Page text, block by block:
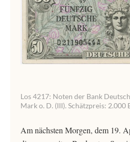
Los 4217: Noten der Bank
Mark o. D. (III). Schätzpreis: 2.000
Am nächsten Morgen, dem 19.